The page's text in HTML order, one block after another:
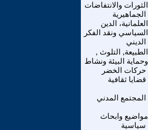
الثورات والانتفاضات
الجماهيرية
العلمانية، الدين
السياسي ونقد الفكر
الديني
الطبيعة, التلوث ,
وحماية البيئة ونشاط
حركات الخضر
قضايا ثقافية
المجتمع المدني
مواضيع وابحاث
سياسية